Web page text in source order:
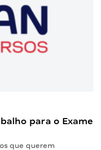
para o Exame
que querem